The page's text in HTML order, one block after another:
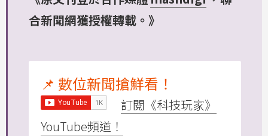
合新聞網獲授權轉載。》
📌 數位新聞搶鮮看！
訂閱《科技玩家》
YouTube頻道！